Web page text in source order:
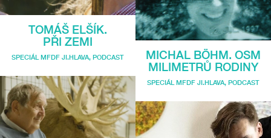
TOMÁŠ ELŠÍK.
PŘI ZEMI
SPECIÁL MFDF JI.HLAVA, PODCAST
MICHAL BÖHM. OSM
MILIMETRŮ RODINY
SPECIÁL MFDF JI.HLAVA, PODCAST